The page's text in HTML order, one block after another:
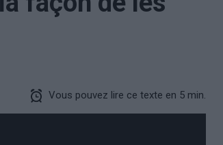
Vous pouvez lire ce texte en 5 min.